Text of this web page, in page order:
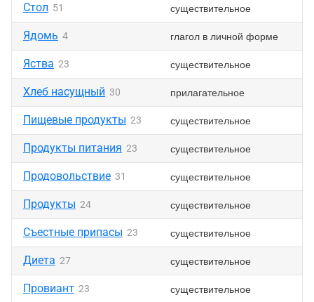
Стол 51 существительное
Ядомь 4 глагол в личной форме
Яства 23 существительное
Хлеб насущный 30 прилагательное
Пищевые продукты 23 существительное
Продукты питания 23 существительное
Продовольствие 31 существительное
Продукты 24 существительное
Съестные припасы 23 существительное
Диета 27 существительное
Провиант 23 существительное